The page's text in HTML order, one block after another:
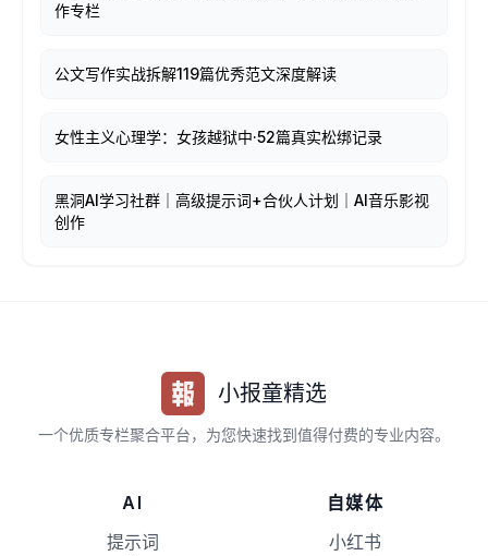
作专栏
公文写作实战拆解119篇优秀范文深度解读
女性主义心理学：女孩越狱中·52篇真实松绑记录
黑洞AI学习社群｜高级提示词+合伙人计划｜AI音乐影视
创作
小报童精选
一个优质专栏聚合平台，为您快速找到值得付费的专业内容。
AI
提示词
自媒体
小红书